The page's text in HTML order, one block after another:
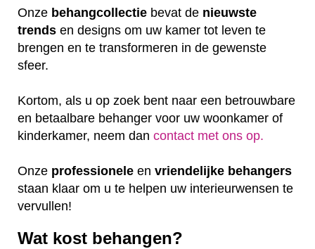
Onze behangcollectie bevat de nieuwste
trends en designs om uw kamer tot leven te
brengen en te transformeren in de gewenste
sfeer.
Kortom, als u op zoek bent naar een betrouwbare
en betaalbare behanger voor uw woonkamer of
kinderkamer, neem dan contact met ons op.
Onze professionele en vriendelijke behangers
staan klaar om u te helpen uw interieurwensen te
vervullen!
Wat kost behangen?